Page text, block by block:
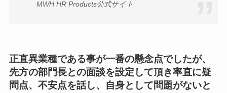
MWH HR Products公式サイト
正直異業種である事が一番の懸念点でしたが、
先方の部門長との面談を設定して頂き率直に疑
問点、不安点を話し、自身として問題がないと